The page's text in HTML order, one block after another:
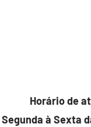
Horário de
Segunda à Sexta